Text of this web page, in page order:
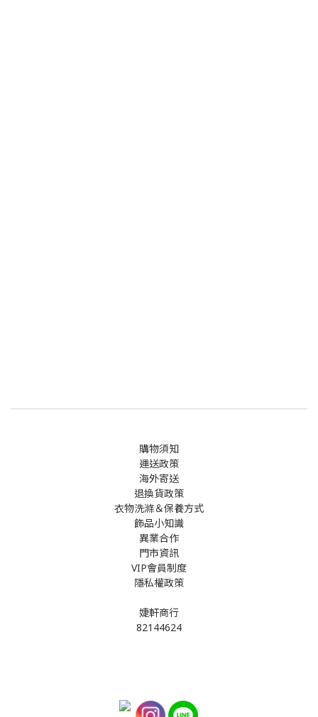
購物須知
運送政策
海外寄送
退換貨政策
衣物洗滌＆保養方式
飾品小知識
異業合作
門市資訊
VIP會員制度
隱私權政策
婕軒商行
82144624